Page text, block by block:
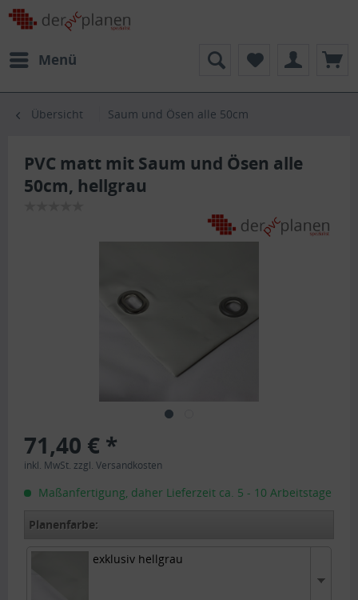
Menü
Übersicht Saum und Ösen alle 50cm
PVC matt mit Saum und Ösen alle
50cm, hellgrau
71,40 € *
inkl. MwSt. zzgl. Versandkosten
Maßanfertigung, daher Lieferzeit ca. 5 - 10 Arbeitstage
Planenfarbe:
exklusiv hellgrauexklusiv hellgrau